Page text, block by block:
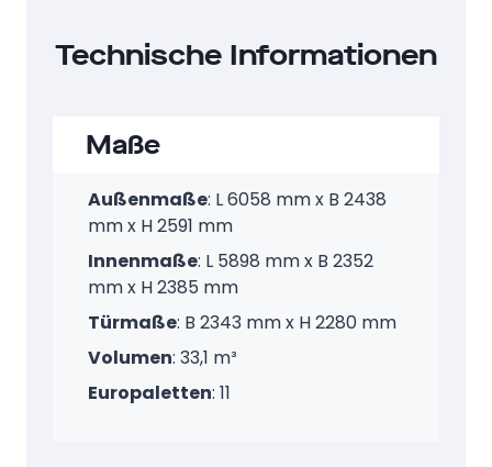
Technische Informationen
Maße
Außenmaße: L 6058 mm x B 2438
mm x H 2591 mm
Innenmaße: L 5898 mm x B 2352
mm x H 2385 mm
Türmaße: B 2343 mm x H 2280 mm
Volumen: 33,1 m³
Europaletten: 11